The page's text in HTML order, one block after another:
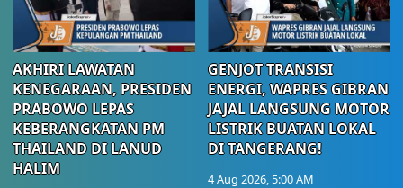
AKHIRI LAWATAN
KENEGARAAN, PRESIDEN
PRABOWO LEPAS
KEBERANGKATAN PM
THAILAND DI LANUD
HALIM
GENJOT TRANSISI
ENERGI, WAPRES GIBRAN
JAJAL LANGSUNG MOTOR
LISTRIK BUATAN LOKAL
DI TANGERANG!
4 Aug 2026, 5:00 AM